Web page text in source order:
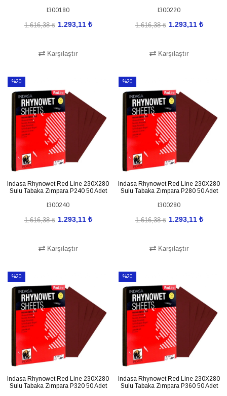
I300180
1.293,11 ₺
1.616,38 ₺
Karşılaştır
I300220
1.293,11 ₺
1.616,38 ₺
Karşılaştır
%20
İndirim
%20İndirim
Indasa Rhynowet Red Line 230X280
Sulu Tabaka Zımpara P240 50 Adet
I300240
1.293,11 ₺
1.616,38 ₺
Karşılaştır
%20
İndirim
%20İndirim
Indasa Rhynowet Red Line 230X280
Sulu Tabaka Zımpara P280 50 Adet
I300280
1.293,11 ₺
1.616,38 ₺
Karşılaştır
%20
İndirim
%20İndirim
Indasa Rhynowet Red Line 230X280
Sulu Tabaka Zımpara P320 50 Adet
%20
İndirim
%20İndirim
Indasa Rhynowet Red Line 230X280
Sulu Tabaka Zımpara P360 50 Adet